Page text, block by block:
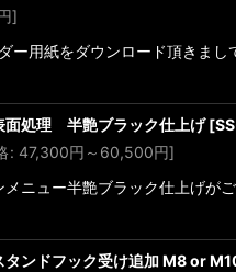
円]
ー用紙をダウンロード頂きま
処理 半艶ブラック仕上げ [
: 47,300円 ～60,500円]
メニュー半艶ブラック仕上げ
ンドフック受け追加 M8 or